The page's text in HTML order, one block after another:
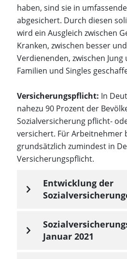
haben, sind sie in
abgesichert. Durch diesen
wird ein Ausgleich zwischen
Kranken, zwischen besser
Verdienenden, zwischen Jung
Familien und Singles
Versicherungspflicht: In
nahezu 90 Prozent der
Sozialversicherung pflicht-
versichert. Für Arbeitnehmer
grundsätzlich zumindest in
Versicherungspflicht.
Entwicklung der
Januar 2021